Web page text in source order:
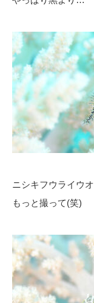
ニシキフウライウオ
もっと撮って(笑)